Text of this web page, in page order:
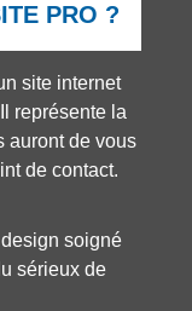
PRO ?
site internet
représente la
auront de vous
de contact.
soigné
sérieux de